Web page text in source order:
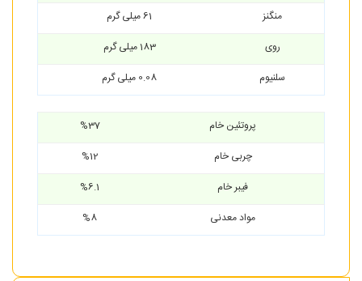
منگنز
61 میلی گرم
روی
183 میلی گرم
سلنیوم
0.08 میلی گرم
پروتئین خام
%37
چربی خام
%12
فیبر خام
%6.1
مواد معدنی
%8